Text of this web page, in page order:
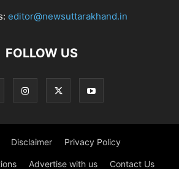
editor@newsuttarakhand.in
FOLLOW US
Disclaimer Privacy Policy
Advertise with us Contact Us